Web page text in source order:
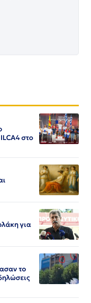
στο
για
το